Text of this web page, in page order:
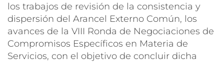
los trabajos de revisión de la consistencia y
dispersión del Arancel Externo Común, los
avances de la VIII Ronda de Negociaciones de
Compromisos Específicos en Materia de
Servicios, con el objetivo de concluir dicha